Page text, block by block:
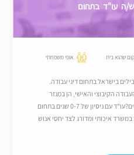
ה עו"ד בתחום
שהוא בית אופי משפחתי
בישראל בתחום דיני עבודה.
הקיבוצי והאישי, הן במגזר
הפרטי והן במגזר הציבורי.מה מחפשים?עו"ד עם ניסיון של 0-7 שנים בתחום
איכותי ומדורג לצד יחסי אנוש